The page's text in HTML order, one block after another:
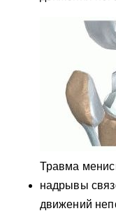
Травма
надрывы
движений